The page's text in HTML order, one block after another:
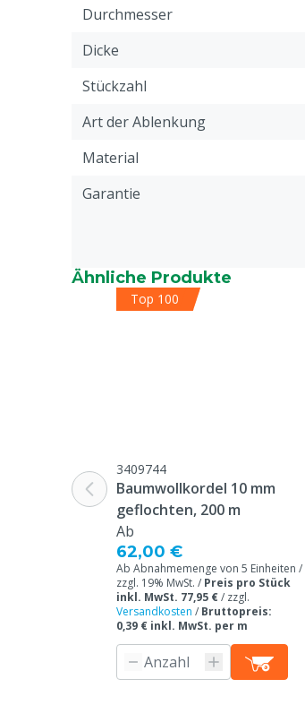
Durchmesser
Dicke
Stückzahl
Art der Ablenkung
Material
Garantie
Ähnliche Produkte
Top 100
3409744
Baumwollkordel 10 mm
geflochten, 200 m
Ab
62,00 €
Ab Abnahmemenge von 5 Einheiten /
zzgl. 19% MwSt. / Preis pro Stück
inkl. MwSt. 77,95 €/ zzgl.
Versandkosten / Bruttopreis:
0,39 € inkl. MwSt. per m